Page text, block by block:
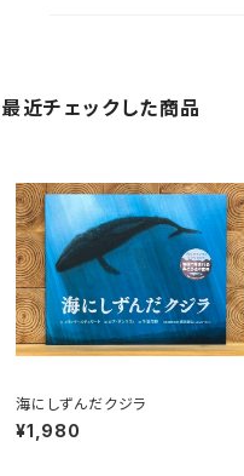
最近チェックした商品
海にしずんだクジラ
¥1,980